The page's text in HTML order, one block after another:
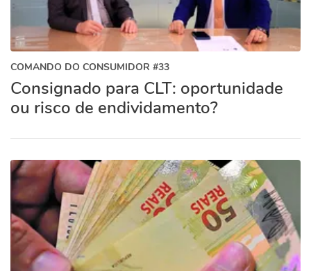
COMANDO DO CONSUMIDOR #33
Consignado para CLT: oportunidade
ou risco de endividamento?